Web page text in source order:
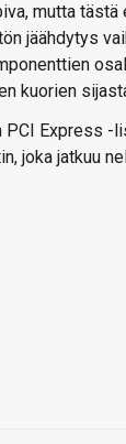
mutta
jäähdytys
kuorien
Express
joka jatkuu